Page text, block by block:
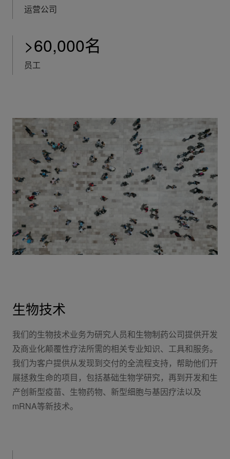
运营公司
>60,000名
员工
生物技术
我们的生物技术业务为研究人员和生物制药公司提供开发
及商业化颠覆性疗法所需的相关专业知识、工具和服务。
我们为客户提供从发现到交付的全流程支持，帮助他们开
展拯救生命的项目，包括基础生物学研究，再到开发和生
产创新型疫苗、生物药物、新型细胞与基因疗法以及
mRNA等新技术。